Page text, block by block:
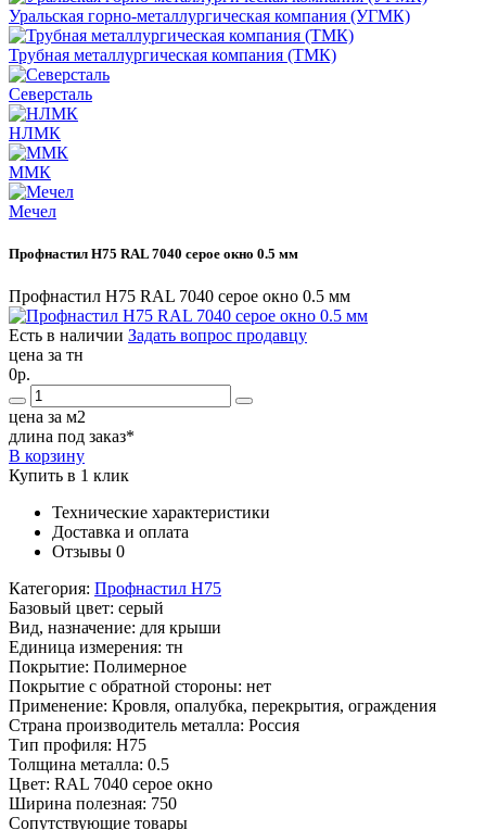
Уральская горно-металлургическая компания (УГМК)
Трубная металлургическая компания (ТМК)
Северсталь
НЛМК
ММК
Мечел
Профнастил Н75 RAL 7040 серое окно 0.5 мм
Профнастил Н75 RAL 7040 серое окно 0.5 мм
Есть в наличии Задать вопрос продавцу
цена за тн
0р.
цена за м2
длина под заказ*
В корзину
Купить в 1 клик
Технические характеристики
Доставка и оплата
Отзывы 0
Категория: Профнастил Н75
Базовый цвет: серый
Вид, назначение: для крыши
Единица измерения: тн
Покрытие: Полимерное
Покрытие с обратной стороны: нет
Применение: Кровля, опалубка, перекрытия, ограждения
Страна производитель металла: Россия
Тип профиля: Н75
Толщина металла: 0.5
Цвет: RAL 7040 серое окно
Ширина полезная: 750
Сопутствующие товары